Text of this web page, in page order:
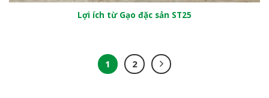
Lợi ích từ Gạo đặc sản ST25
1 2